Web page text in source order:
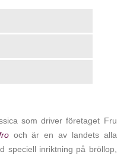
som driver företaget Fru
och är en av landets alla
speciell inriktning på bröllop,